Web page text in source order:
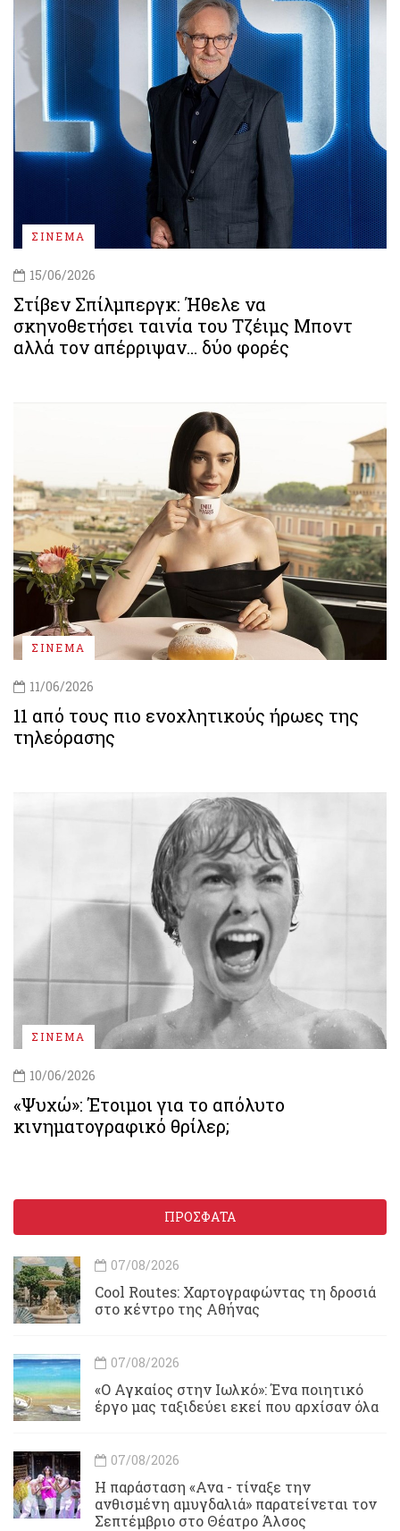
ΣΙΝΕΜΑ
15/06/2026
Στίβεν Σπίλμπεργκ: Ήθελε να
σκηνοθετήσει ταινία του Τζέιμς Μποντ
αλλά τον απέρριψαν… δύο φορές
ΣΙΝΕΜΑ
11/06/2026
11 από τους πιο ενοχλητικούς ήρωες της
τηλεόρασης
ΣΙΝΕΜΑ
10/06/2026
«Ψυχώ»: Έτοιμοι για το απόλυτο
κινηματογραφικό θρίλερ;
ΠΡΟΣΦΑΤΑ
07/08/2026
Cool Routes: Χαρτογραφώντας τη δροσιά
στο κέντρο της Αθήνας
07/08/2026
«Ο Αγκαίος στην Ιωλκό»: Ένα ποιητικό
έργο μας ταξιδεύει εκεί που αρχίσαν όλα
07/08/2026
Η παράσταση «Ανα - τίναξε την
ανθισμένη αμυγδαλιά» παρατείνεται τον
Σεπτέμβριο στο Θέατρο Άλσος